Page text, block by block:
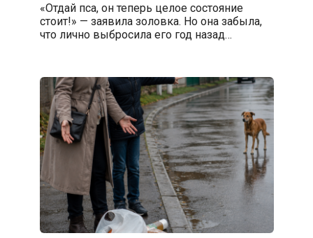
«Отдай пса, он теперь целое состояние
стоит!» — заявила золовка. Но она забыла,
что лично выбросила его год назад…